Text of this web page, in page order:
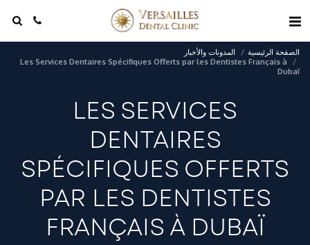
الصفحة الرئيسية
المدونات والأخبار
Les Services Dentaires Spécifiques Offerts par les Dentistes Français à
Dubaï
LES SERVICES
DENTAIRES
SPÉCIFIQUES OFFERTS
PAR LES DENTISTES
FRANÇAIS À DUBAÏ